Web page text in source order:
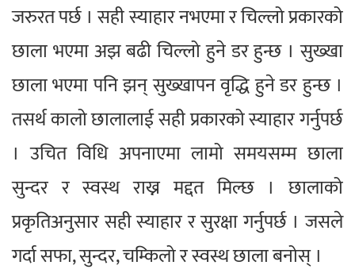
जरुरत पर्छ । सही स्याहार नभएमा र चिल्लो प्रकारको
छाला भएमा अझ बढी चिल्लो हुने डर हुन्छ । सुख्खा
छाला भएमा पनि झन् सुख्खापन वृद्धि हुने डर हुन्छ ।
तसर्थ कालो छालालाई सही प्रकारको स्याहार गर्नुपर्छ
। उचित विधि अपनाएमा लामो समयसम्म छाला
सुन्दर र स्वस्थ राख्न मद्दत मिल्छ । छालाको
प्रकृतिअनुसार सही स्याहार र सुरक्षा गर्नुपर्छ । जसले
गर्दा सफा, सुन्दर, चम्किलो र स्वस्थ छाला बनोस् ।